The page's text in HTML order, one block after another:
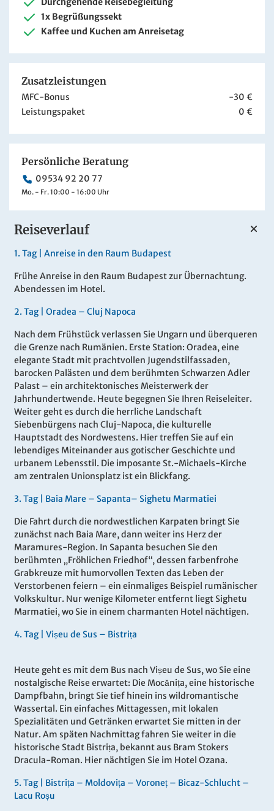
Reiseverlauf
1. Tag | Anreise in den Raum Budapest
Frühe Anreise in den Raum Budapest zur Übernachtung.
Abendessen im Hotel.
2. Tag | Oradea – Cluj Napoca
Nach dem Frühstück verlassen Sie Ungarn und überqueren
die Grenze nach Rumänien. Erste Station: Oradea, eine
elegante Stadt mit prachtvollen Jugendstilfassaden,
barocken Palästen und dem berühmten Schwarzen Adler
Palast – ein architektonisches Meisterwerk der
Jahrhundertwende. Heute begegnen Sie Ihren Reiseleiter.
Weiter geht es durch die herrliche Landschaft
Siebenbürgens nach Cluj-Napoca, die kulturelle
Hauptstadt des Nordwestens. Hier treffen Sie auf ein
lebendiges Miteinander aus gotischer Geschichte und
urbanem Lebensstil. Die imposante St.-Michaels-Kirche
am zentralen Unionsplatz ist ein Blickfang.
3. Tag | Baia Mare – Sapanta– Sighetu Marmatiei
Die Fahrt durch die nordwestlichen Karpaten bringt Sie
zunächst nach Baia Mare, dann weiter ins Herz der
Maramures-Region. In Sapanta besuchen Sie den
berühmten „Fröhlichen Friedhof“, dessen farbenfrohe
Grabkreuze mit humorvollen Texten das Leben der
Verstorbenen feiern – ein einmaliges Beispiel rumänischer
Volkskultur. Nur wenige Kilometer entfernt liegt Sighetu
Marmatiei, wo Sie in einem charmanten Hotel nächtigen.
4. Tag | Vișeu de Sus – Bistrița
Heute geht es mit dem Bus nach Vișeu de Sus, wo Sie eine
nostalgische Reise erwartet: Die Mocănița, eine historische
Dampfbahn, bringt Sie tief hinein ins wildromantische
Wassertal. Ein einfaches Mittagessen, mit lokalen
Spezialitäten und Getränken erwartet Sie mitten in der
Natur. Am späten Nachmittag fahren Sie weiter in die
historische Stadt Bistrița, bekannt aus Bram Stokers
Dracula-Roman. Hier nächtigen Sie im Hotel Ozana.
5. Tag | Bistrița – Moldovița – Voroneț – Bicaz-Schlucht –
Lacu Roșu
1x Begrüßungssekt
Kaffee und Kuchen am Anreisetag
Zusatzleistungen
MFC-Bonus
-30 €
Leistungspaket
0 €
Persönliche Beratung
09534 92 20 77
Mo. - Fr. 10:00 - 16:00 Uhr